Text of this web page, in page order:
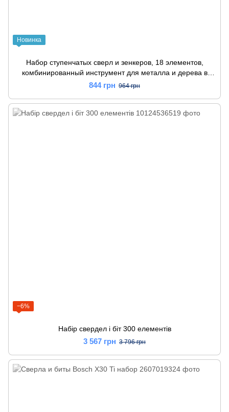
Новинка
Набор ступенчатых сверл и зенкеров, 18 элементов,
комбинированный инструмент для металла и дерева в
пластиковом кейсе.
844 грн 964 грн
−6%
Набір свердел і біт 300 елементів
3 567 грн 3 796 грн